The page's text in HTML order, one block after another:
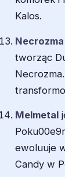
Kalos.
Necrozma
tworząc
Melmetal
ewoluuje
Candy w